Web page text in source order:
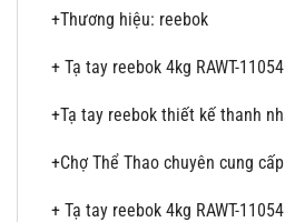
+Thương hiệu: reebok
+ Tạ tay reebok 4kg RAWT-
+Tạ tay reebok thiết kế thanh
+Chợ Thể Thao chuyên cung
+ Tạ tay reebok 4kg RAWT-